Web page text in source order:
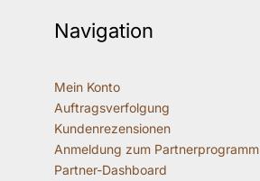
Navigation
Mein Konto
Auftragsverfolgung
Kundenrezensionen
Anmeldung zum Partnerprogramm
Partner-Dashboard